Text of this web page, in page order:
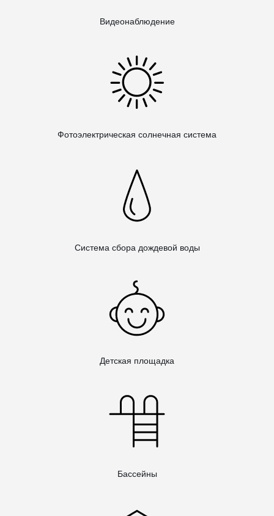
Видеонаблюдение
Фотоэлектрическая солнечная система
Система сбора дождевой воды
Детская площадка
Бассейны